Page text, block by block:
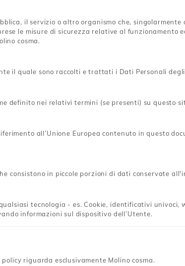
il servizio o altro organismo che,
le misure di sicurezza relative al funzionamento
cosma.
il quale sono raccolti e trattati i Dati Personali
definito nei relativi termini (se presenti) su questo
all’Unione Europea contenuto in questo
consistono in piccole porzioni di dati conservate
tecnologia - es. Cookie, identificativi
informazioni sul dispositivo dell’Utente.
riguarda esclusivamente Molino cosma.